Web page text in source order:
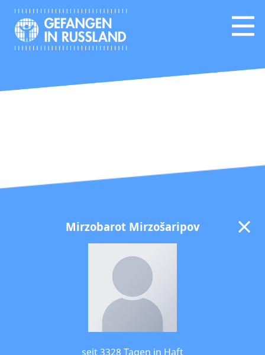
Mirzobarot Mirzošaripov
seit 3328 Tagen in Haft